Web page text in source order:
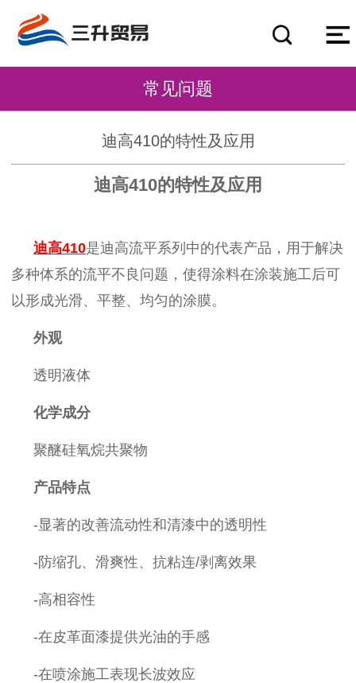
常见问题
迪高410的特性及应用
迪高410的特性及应用
迪高410是迪高流平系列中的代表产品，用于解决
多种体系的流平不良问题，使得涂料在涂装施工后可
以形成光滑、平整、均匀的涂膜。
外观
透明液体
化学成分
聚醚硅氧烷共聚物
产品特点
-显著的改善流动性和清漆中的透明性
-防缩孔、滑爽性、抗粘连/剥离效果
-高相容性
-在皮革面漆提供光油的手感
-在喷涂施工表现长波效应